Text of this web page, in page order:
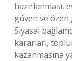
hazırlanması,
güven ve
Siyasal
kararları,
kazanmasına